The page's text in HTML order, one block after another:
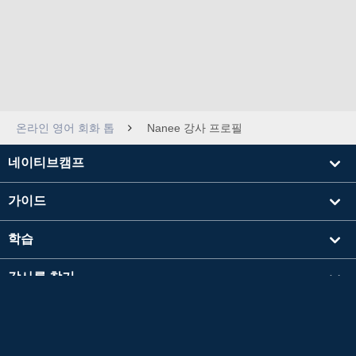
온라인 영어 회화 톱 Nanee 강사 프로필
네이티브캠프
가이드
학습
강사를 찾기